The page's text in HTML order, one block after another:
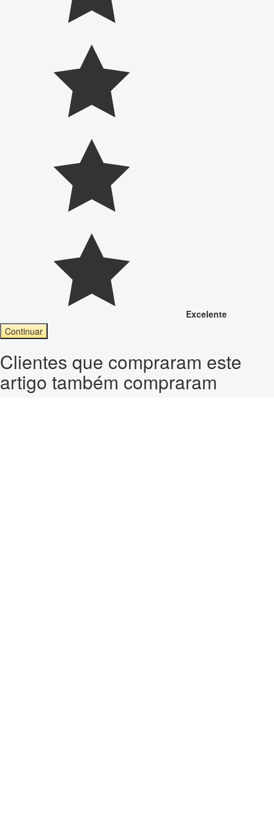
Excelente
Continuar
Clientes que compraram este
artigo também compraram